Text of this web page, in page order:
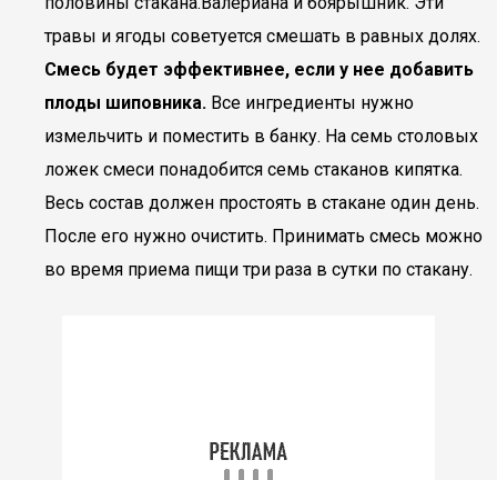
травы и ягоды советуется смешать в равных долях.
Смесь будет эффективнее, если у нее добавить
плоды шиповника. Все ингредиенты нужно
измельчить и поместить в банку. На семь столовых
ложек смеси понадобится семь стаканов кипятка.
Весь состав должен простоять в стакане один день.
После его нужно очистить. Принимать смесь можно
во время приема пищи три раза в сутки по стакану.